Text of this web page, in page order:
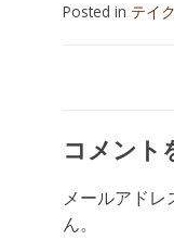
Posted in テイ
ナ
ビ
コメント
メールアド
ん。